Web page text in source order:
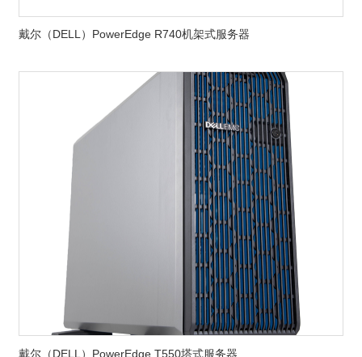
戴尔（DELL）PowerEdge R740机架式服务器
戴尔（DELL）PowerEdge T550塔式服务器